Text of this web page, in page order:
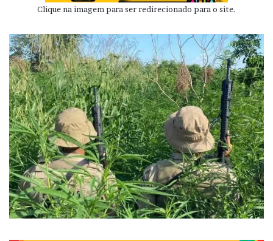
Clique na imagem para ser redirecionado para o site.